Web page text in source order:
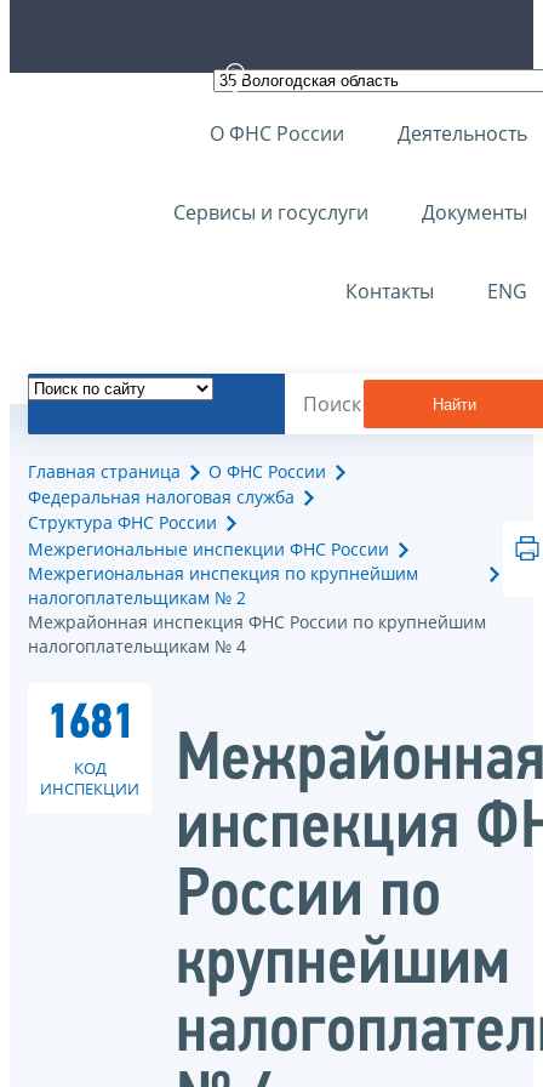
О ФНС России Деятельность
Сервисы и госуслуги Документы
Контакты ENG
Найти
Главная страница
О ФНС России
Федеральная налоговая служба
Структура ФНС России
Межрегиональные инспекции ФНС России
Межрегиональная инспекция по крупнейшим
налогоплательщикам № 2
Межрайонная инспекция ФНС России по крупнейшим
налогоплательщикам № 4
1681
КОД
ИНСПЕКЦИИ
инспекция
России по
крупнейшим